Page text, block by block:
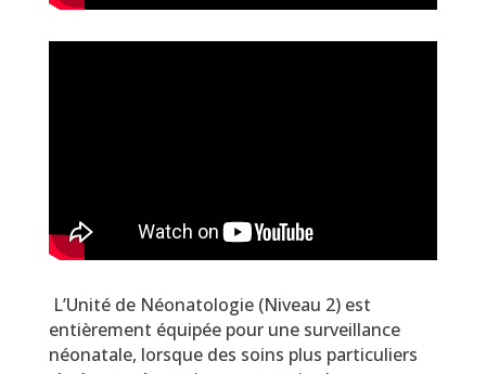
L’Unité de Néonatologie (Niveau 2) est
entièrement équipée pour une surveillance
néonatale, lorsque des soins plus particuliers